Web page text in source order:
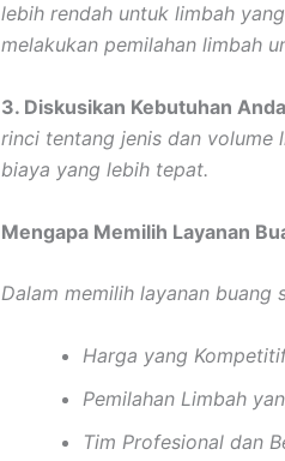
lebih rendah untuk limbah
melakukan pemilahan limbah
3. Diskusikan Kebutuhan
rinci tentang jenis dan volume
biaya yang lebih tepat.
Mengapa Memilih Layanan
Dalam memilih layanan buang
Harga yang
Pemilahan Limbah
Tim Profesional dan